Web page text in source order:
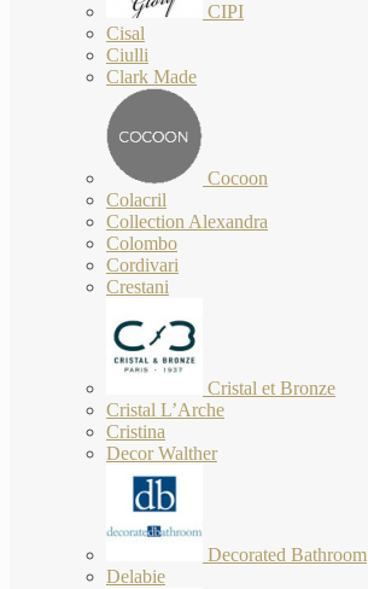
CIPI
Cisal
Ciulli
Clark Made
Cocoon
Colacril
Collection Alexandra
Colombo
Cordivari
Crestani
Cristal et Bronze
Cristal L’Arche
Cristina
Decor Walther
Decorated Bathroom
Delabie